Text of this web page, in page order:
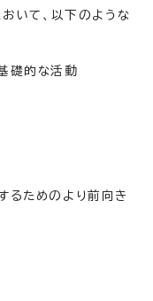
いて、以下のような
礎的な活動
るためのより前向き